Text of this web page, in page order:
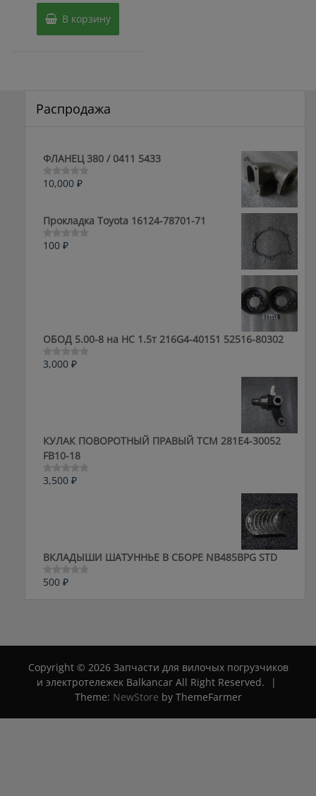
В корзину
Распродажа
ФЛАНЕЦ 380 / 0411 5433
Оценка
5
10,000 ₽
Прокладка Toyota 16124-78701-71
Оценка
100 ₽
ОБОД 5.00-8 на HC 1.5т 216G4-40151 52516-80302
Оценка
3,000 ₽
КУЛАК ПОВОРОТНЫЙ ПРАВЫЙ ТСМ 281E4-30052
FB10-18
Оценка
3,500 ₽
ВКЛАДЫШИ ШАТУННЬЕ В СБОРЕ NB485BPG STD
Оценка
500 ₽
Copyright © 2026 Запчасти для вилочых погрузчиков
и электротележек Balkancar All Right Reserved.
|
Theme: NewStore by ThemeFarmer